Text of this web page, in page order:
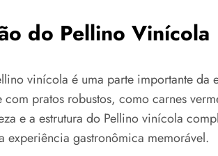
do Pellino Vinícola
vinícola é uma parte importante da
pratos robustos, como carnes
e a estrutura do Pellino vinícola
experiência gastronômica memorável.